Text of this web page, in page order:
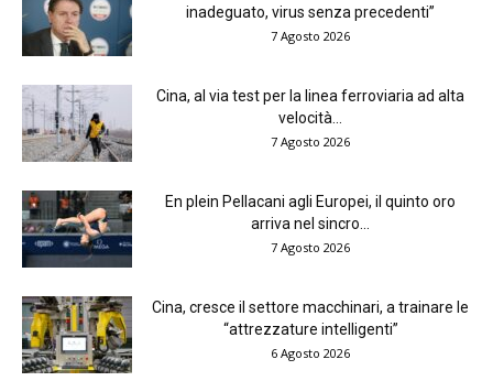
inadeguato, virus senza precedenti”
7 Agosto 2026
Cina, al via test per la linea ferroviaria ad alta
velocità...
7 Agosto 2026
En plein Pellacani agli Europei, il quinto oro
arriva nel sincro...
7 Agosto 2026
Cina, cresce il settore macchinari, a trainare le
“attrezzature intelligenti”
6 Agosto 2026